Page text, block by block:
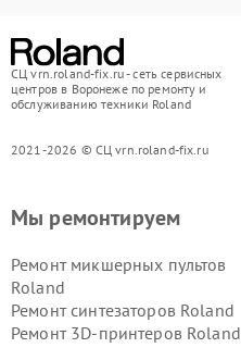
СЦ vrn.roland-fix.ru - сеть сервисных
центров в Воронеже по ремонту и
обслуживанию техники Roland
2021-2026 © СЦ vrn.roland-fix.ru
Мы ремонтируем
Ремонт микшерных пультов
Roland
Ремонт синтезаторов Roland
Ремонт 3D-принтеров Roland